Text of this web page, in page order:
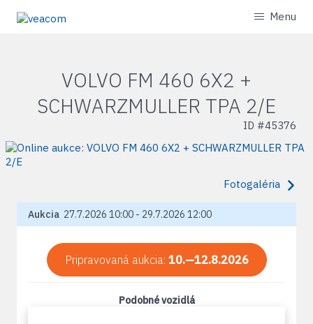
Menu
VOLVO FM 460 6X2 +
SCHWARZMULLER TPA 2/E
ID #45376
Fotogaléria
Aukcia 27.7.2026 10:00 - 29.7.2026 12:00
Pripravovaná aukcia: 10.—12.8.2026
Podobné vozidlá